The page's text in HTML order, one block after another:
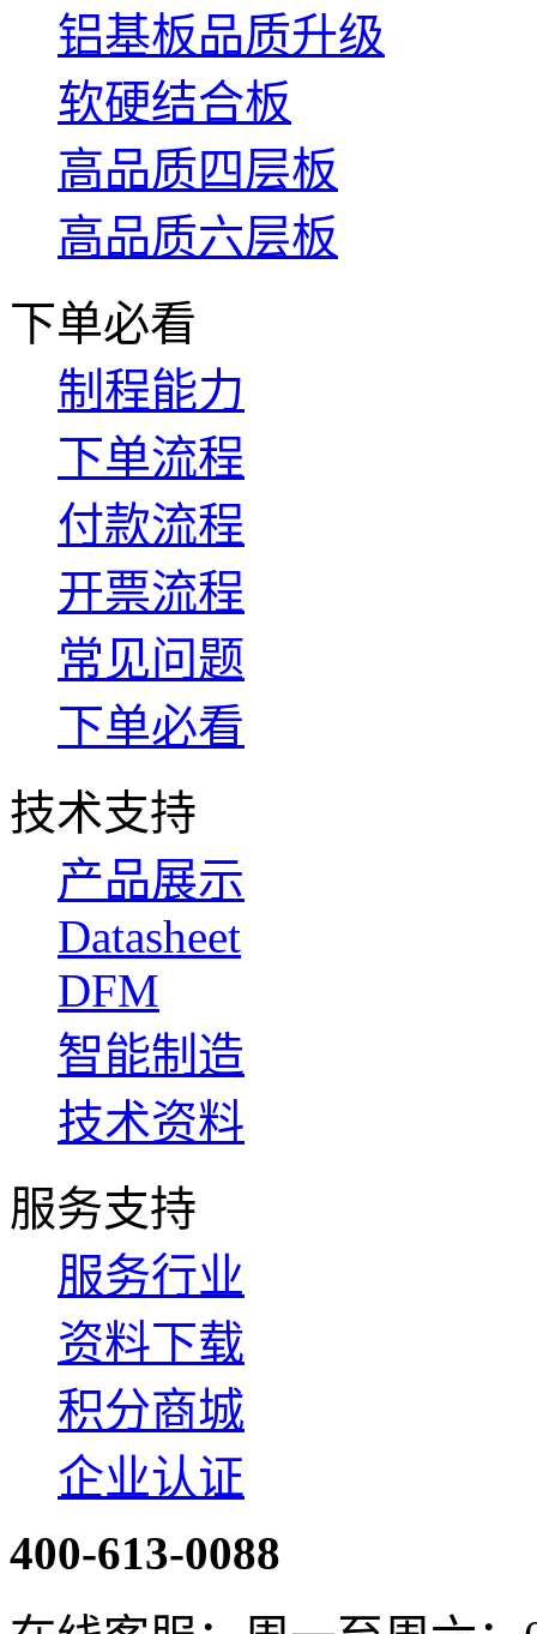
铝基板品质升级
软硬结合板
高品质四层板
高品质六层板
下单必看
制程能力
下单流程
付款流程
开票流程
常见问题
下单必看
技术支持
产品展示
Datasheet
DFM
智能制造
技术资料
服务支持
服务行业
资料下载
积分商城
企业认证
400-613-0088